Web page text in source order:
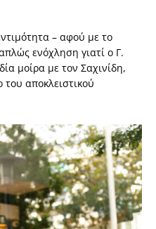
– αφού με το
ενόχληση γιατί ο Γ.
μοίρα με τον Σαχινίδη,
του αποκλειστικού